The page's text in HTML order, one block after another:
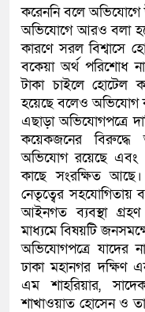
করেননি বলে অভিযোগে
অভিযোগে আরও বলা
কারণে সরল বিশ্বাসে
বকেয়া অর্থ পরিশোধ
টাকা চাইলে হোটেল
হয়েছে বলেও অভিযোগ
এছাড়া অভিযোগপত্রে
কয়েকজনের বিরুদ্ধে
অভিযোগ রয়েছে এবং
কাছে সংরক্ষিত
নেতৃত্বের সহযোগিতায়
আইনগত ব্যবস্থা
মাধ্যমে বিষয়টি
অভিযোগপত্রে যাদের
ঢাকা মহানগর দক্ষিণ
এম শাহরিয়ার,
শাখাওয়াত হোসেন ও